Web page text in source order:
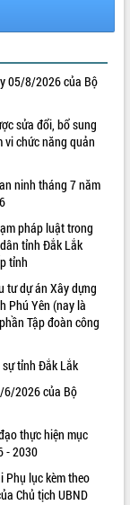
05/8/2026 của Bộ
sửa đổi, bổ sung
vi chức năng quản
ninh tháng 7 năm
pháp luật trong
tỉnh Đắk Lắk
tỉnh
tư dự án Xây dựng
Phú Yên (nay là
Tập đoàn công
sự tỉnh Đắk Lắk
6/2026 của Bộ
thực hiện mục
- 2030
Phụ lục kèm theo
Chủ tịch UBND